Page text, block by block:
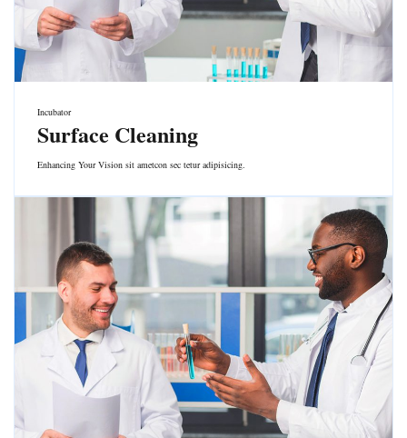
Incubator
Surface Cleaning
Enhancing Your Vision sit ametcon sec tetur adipisicing.